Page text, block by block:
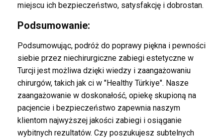
miejscu ich bezpieczeństwo, satysfakcję i dobrostan.
Podsumowanie:
Podsumowując, podróż do poprawy piękna i pewności
siebie przez niechirurgiczne zabiegi estetyczne w
Turcji jest możliwa dzięki wiedzy i zaangażowaniu
chirurgów, takich jak ci w "Healthy Türkiye". Nasze
zaangażowanie w doskonałość, opiekę skupioną na
pacjencie i bezpieczeństwo zapewnia naszym
klientom najwyższej jakości zabiegi i osiąganie
wybitnych rezultatów. Czy poszukujesz subtelnych